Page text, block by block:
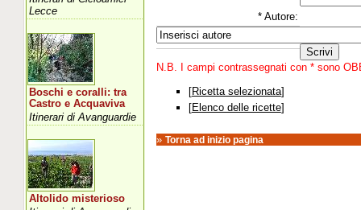
* Autore:
N.B. I campi contrassegnati con * sono
[Ricetta selezionata]
[Elenco delle ricette]
» Torna ad inizio pagina
Lecce
Boschi e coralli: tra
Castro e Acquaviva
Itinerari di Avanguardie
Altolido misterioso